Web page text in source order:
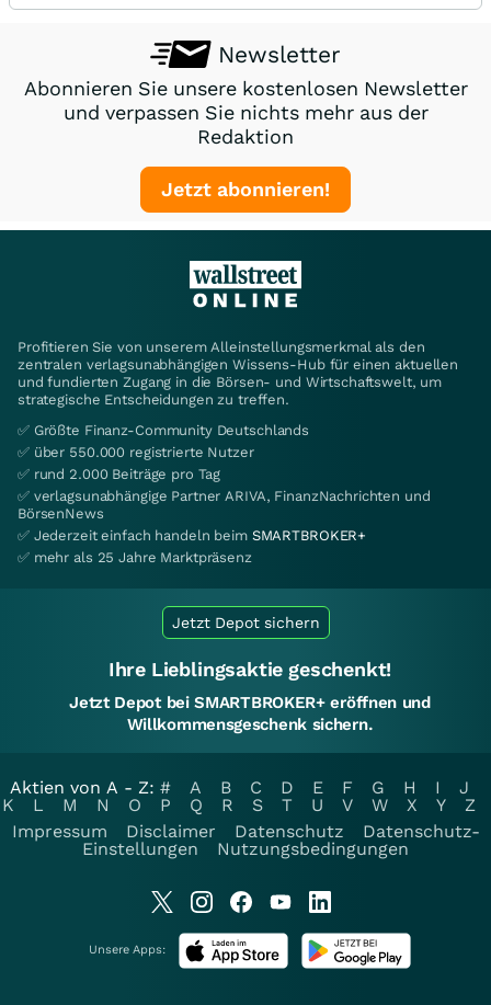
Newsletter
Abonnieren Sie unsere kostenlosen Newsletter
und verpassen Sie nichts mehr aus der
Redaktion
Jetzt abonnieren!
Profitieren Sie von unserem Alleinstellungsmerkmal als den
zentralen verlagsunabhängigen Wissens-Hub für einen aktuellen
und fundierten Zugang in die Börsen- und Wirtschaftswelt, um
strategische Entscheidungen zu treffen.
✅ Größte Finanz-Community Deutschlands
✅ über 550.000 registrierte Nutzer
✅ rund 2.000 Beiträge pro Tag
✅ verlagsunabhängige Partner ARIVA, FinanzNachrichten und
BörsenNews
✅ Jederzeit einfach handeln beim SMARTBROKER+
✅ mehr als 25 Jahre Marktpräsenz
Jetzt Depot sichern
Ihre Lieblingsaktie geschenkt!
Jetzt Depot bei SMARTBROKER+ eröffnen und
Willkommensgeschenk sichern.
Aktien von A - Z: # A B C D E F G H I
J
K
L M N O P Q R S T U V W X Y
Z
Impressum
Disclaimer Datenschutz
Datenschutz-
Einstellungen
Nutzungsbedingungen
Unsere Apps: